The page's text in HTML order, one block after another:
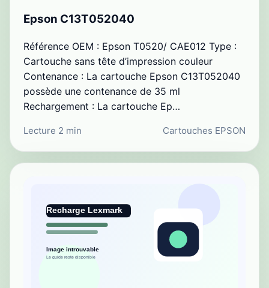
Epson C13T052040
Référence OEM : Epson T0520/ CAE012 Type :
Cartouche sans tête d’impression couleur
Contenance : La cartouche Epson C13T052040
possède une contenance de 35 ml
Rechargement : La cartouche Ep…
Lecture 2 min Cartouches EPSON